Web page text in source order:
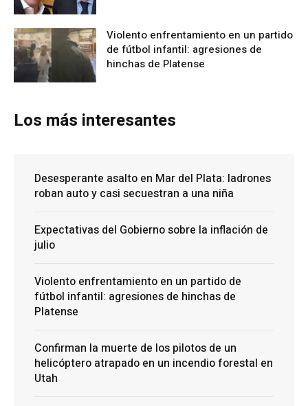
Violento enfrentamiento en un partido
de fútbol infantil: agresiones de
hinchas de Platense
Los más interesantes
Desesperante asalto en Mar del Plata: ladrones
roban auto y casi secuestran a una niña
Expectativas del Gobierno sobre la inflación de
julio
Violento enfrentamiento en un partido de
fútbol infantil: agresiones de hinchas de
Platense
Confirman la muerte de los pilotos de un
helicóptero atrapado en un incendio forestal en
Utah